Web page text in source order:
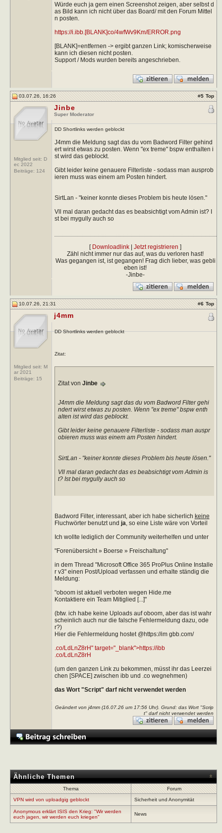
Würde euch ja gern einen Screenshot zeigen, aber selbst d
as Bild kann ich nicht über das Board/ mit den Forum Mittel
n posten.
https://i.ibb.[BLANK]co/4wfWv9Km/ERROR.png
[BLANK]=entfernen -> ergibt ganzen Link; komischerweise
kann ich diesen nicht posten.
Support / Mods wurden bereits angeschrieben.
03.07.26, 16:26 #5 Top
Mitglied seit: D
ec 2022
Beiträge: 124
Jinbe
Super Moderator
DD Shortlinks werden geblockt
J4mm die Meldung sagt das du vom Badword Filter gehind
ert wirst etwas zu posten. Wenn "ex treme" bspw enthalten i
st wird das geblockt.
Gibt leider keine genauere Filterliste - sodass man ausprob
ieren muss was einem am Posten hindert.
SirtLan - "keiner konnte dieses Problem bis heute lösen."
Vll mal daran gedacht das es beabsichtigt vom Admin ist? I
st bei mygully auch so
[ Downloadlink |Jetzt registrieren ]
Zähl nicht immer nur das auf, was du verloren hast!
Was gegangen ist, ist gegangen! Frag dich lieber, was gebli
eben ist!
-Jinbe-
10.07.26, 21:31 #6 Top
Mitglied seit: M
ar 2021
Beiträge: 15
j4mm
DD Shortlinks werden geblockt
Zitat:
Zitat von Jinbe
J4mm die Meldung sagt das du vom Badword Filter gehi
ndert wirst etwas zu posten. Wenn "ex treme" bspw enth
alten ist wird das geblockt.
Gibt leider keine genauere Filterliste - sodass man auspr
obieren muss was einem am Posten hindert.
SirtLan - "keiner konnte dieses Problem bis heute lösen."
Vll mal daran gedacht das es beabsichtigt vom Admin is
t? Ist bei mygully auch so
Badword Filter, interessant, aber ich habe sicherlich keine
Fluchwörter benutzt und ja , so eine Liste wäre von Vorteil
Ich wollte lediglich der Community weiterhelfen und unter
"Forenübersicht » Boerse » Freischaltung"
in dem Thread "Microsoft Office 365 ProPlus Online Installe
r v3" einen Post/Upload verfassen und erhalte ständig die
Meldung:
"oboom ist aktuell verboten wegen Hide.me
Kontaktiere ein Team Mitiglied [...]"
(btw. ich habe keine Uploads auf oboom, aber das ist wahr
scheinlich auch nur die falsche Fehlermeldung dazu, ode
r?)
Hier die Fehlermeldung hostet @https://im gbb.com/
.co/LdLnZ8rH" target="_blank">https://ibb
.co/LdLnZ8rH
(um den ganzen Link zu bekommen, müsst ihr das Leerzei
chen [SPACE] zwischen ibb und .co wegnehmen)
das Wort "Script" darf nicht verwendet werden
Geändert von j4mm (16.07.26 um 17:56Uhr). Grund: das Wort "Scrip
t" darf nicht verwendet werden
Ähnliche Themen
Thema
Forum
VPN wird von uploadgig geblockt
Sicherheit und Anonymität
Anonymous erklärt ISIS den Krieg: "Wir werden
euch jagen, wir werden euch kriegen"
News